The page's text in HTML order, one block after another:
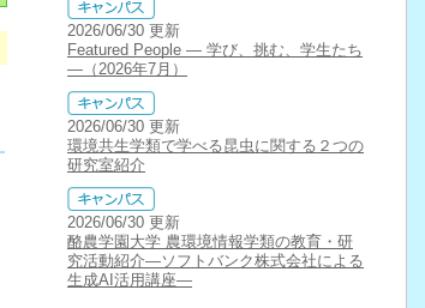
2026/06/30 更新
Featured People ― 学び、挑む、学生たち
―（2026年7月）
2026/06/30 更新
環境共生学類で学べる昆虫に関する２つの
研究室紹介
2026/06/30 更新
酪農学園大学 農環境情報学類の教育・研
究活動紹介―ソフトバンク株式会社による
生成AI活用講座―